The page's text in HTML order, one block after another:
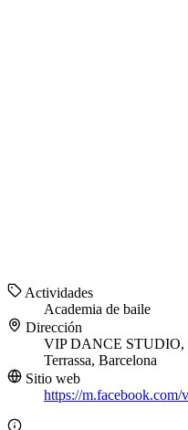
Actividades
Academia de baile
Dirección
VIP DANCE STUDIO,
Terrassa, Barcelona
Sitio web
https://m.facebook.com/